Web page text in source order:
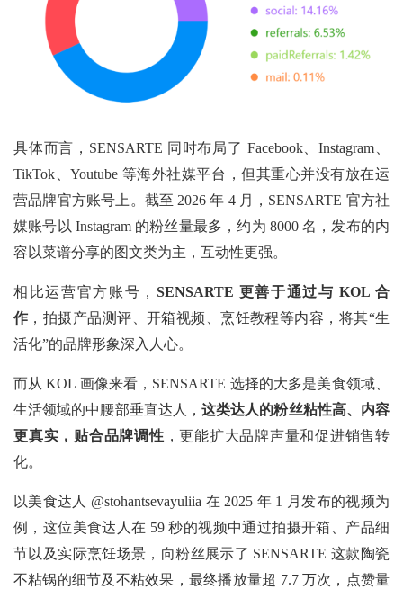
具体而言，SENSARTE 同时布局了 Facebook、Instagram、
TikTok、Youtube 等海外社媒平台，但其重心并没有放在运
营品牌官方账号上。截至 2026 年 4 月，SENSARTE 官方社
媒账号以 Instagram 的粉丝量最多，约为 8000 名，发布的内
容以菜谱分享的图文类为主，互动性更强。
相比运营官方账号， SENSARTE 更善于通过与 KOL 合
作 ，拍摄产品测评、开箱视频、烹饪教程等内容，将其“生
活化”的品牌形象深入人心。
而从 KOL 画像来看，SENSARTE 选择的大多是美食领域、
生活领域的中腰部垂直达人，这类达人的粉丝粘性高、内容
更真实，贴合品牌调性 ，更能扩大品牌声量和促进销售转
化。
以美食达人 @stohantsevayuliia 在 2025 年 1 月发布的视频为
例，这位美食达人在 59 秒的视频中通过拍摄开箱、产品细
节以及实际烹饪场景，向粉丝展示了 SENSARTE 这款陶瓷
不粘锅的细节及不粘效果，最终播放量超 7.7 万次，点赞量